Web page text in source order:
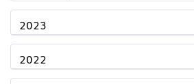
2023
2022